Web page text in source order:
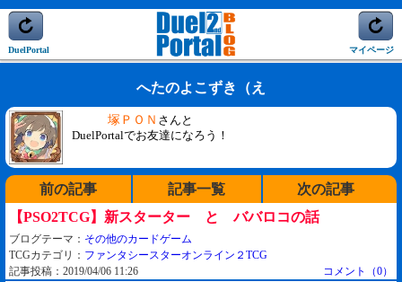
DuelPortal マイページ
へたのよこずき（え
塚ＰＯＮ さんと
DuelPortalでお友達になろう！
前の記事 記事一覧
次の記事
【PSO2TCG】新スターター と ババロコの話
ブログテーマ： その他のカードゲーム
TCGカテゴリ： ファンタシースターオンライン２TCG
記事投稿：2019/04/06 11:26
コメント（0）